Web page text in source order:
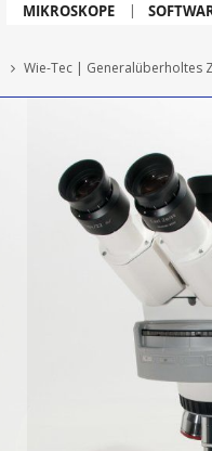
MIKROSKOPE
Wie-Tec | Generalüberholtes